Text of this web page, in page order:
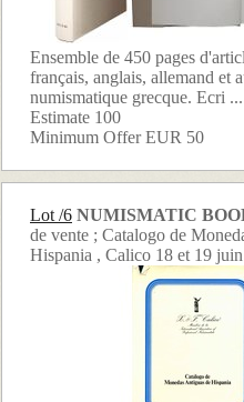
Ensemble de 450 pages
français, anglais, allemand et
numismatique grecque. Ecri ...
Estimate 100
Minimum Offer EUR 50
Lot /6 NUMISMATIC
de vente ; Catalogo de
Hispania , Calico 18 et 19